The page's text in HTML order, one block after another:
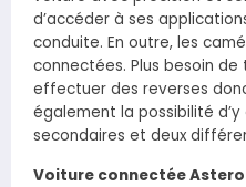
d’accéder à ses
conduite. En outre, les
connectées. Plus besoin
effectuer des reverses
également la possibilité
secondaires et deux
Voiture connectée